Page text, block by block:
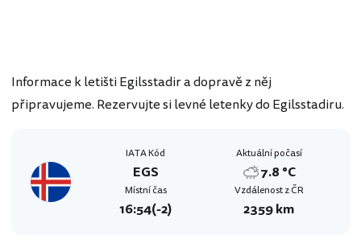
Informace k letišti Egilsstadir a dopravě z něj
připravujeme. Rezervujte si levné letenky do Egilsstadiru.
IATA Kód
EGS
Aktuální počasí
7.8 °C
Místní čas
16:54(-2)
Vzdálenost z ČR
2359 km